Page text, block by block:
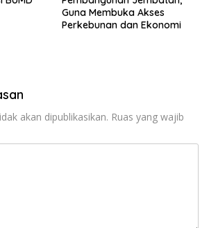
Guna Membuka Akses
Perkebunan dan Ekonomi
akan dipublikasikan. Ruas yang wajib